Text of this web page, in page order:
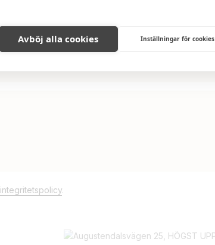
Avböj alla cookies Inställningar för cookies
integritetspolicy.